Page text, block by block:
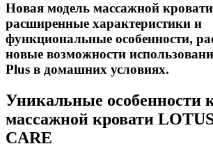
Новая модель массажной
расширенные характеристики и
функциональные особенности,
новые возможности
Plus в домашних условиях.
Уникальные особенности
массажной кровати
CARE